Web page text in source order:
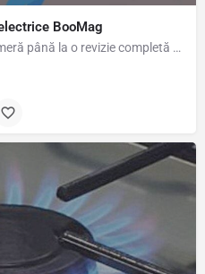
BooMag
De la o simplă schimbare de cameră până la o revizie completă a bicicletei sau trotinetei electrice, la noi…